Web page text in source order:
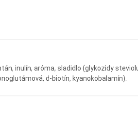
inulín, aróma, sladidlo (glykozidy
d-biotín, kyanokobalamín).